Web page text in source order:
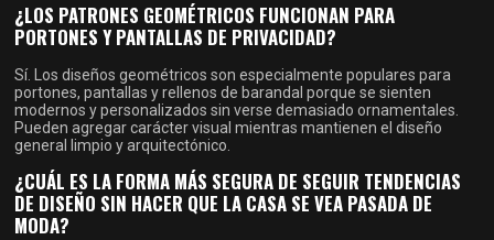
¿LOS PATRONES GEOMÉTRICOS FUNCIONAN PARA
PORTONES Y PANTALLAS DE PRIVACIDAD?
Sí. Los diseños geométricos son especialmente populares para
portones, pantallas y rellenos de barandal porque se sienten
modernos y personalizados sin verse demasiado ornamentales.
Pueden agregar carácter visual mientras mantienen el diseño
general limpio y arquitectónico.
¿CUÁL ES LA FORMA MÁS SEGURA DE SEGUIR TENDENCIAS
DE DISEÑO SIN HACER QUE LA CASA SE VEA PASADA DE
MODA?